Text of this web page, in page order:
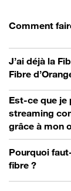
Comment
J’ai déjà la
Fibre
Est-ce que je
streaming
grâce à mon
Pourquoi
fibre ?